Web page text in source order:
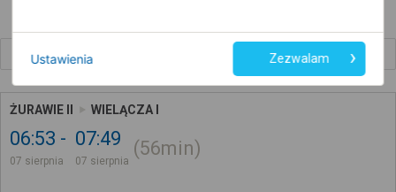
ŻURAWIE II WIELĄCZA I
06:53
07 sierpnia
07:49
07 sierpnia
56min
Ustawienia Zezwalam